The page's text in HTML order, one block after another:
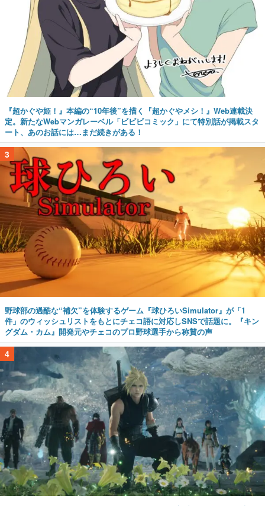
『超かぐや姫！』本編の“10年後”を描く『超かぐやメシ！』Web連載決
定。新たなWebマンガレーベル「ビビビコミック」にて特別話が掲載スタ
ート、あのお話には…まだ続きがある！
3
野球部の過酷な“補欠”を体験するゲーム『球ひろいSimulator』が「1
件」のウィッシュリストをもとにチェコ語に対応しSNSで話題に。『キン
グダム・カム』開発元やチェコのプロ野球選手から称賛の声
4